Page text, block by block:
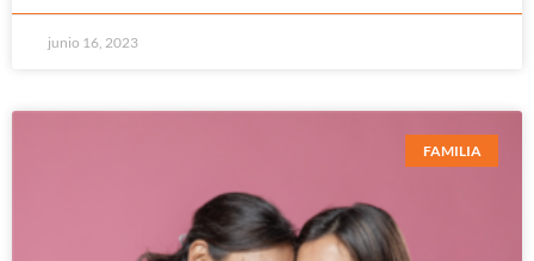
junio 16, 2023
FAMILIA